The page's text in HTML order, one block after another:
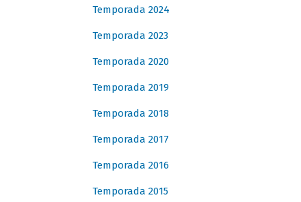
Temporada 2024
Temporada 2023
Temporada 2020
Temporada 2019
Temporada 2018
Temporada 2017
Temporada 2016
Temporada 2015